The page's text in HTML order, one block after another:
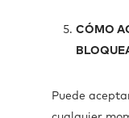
CÓMO
Puede